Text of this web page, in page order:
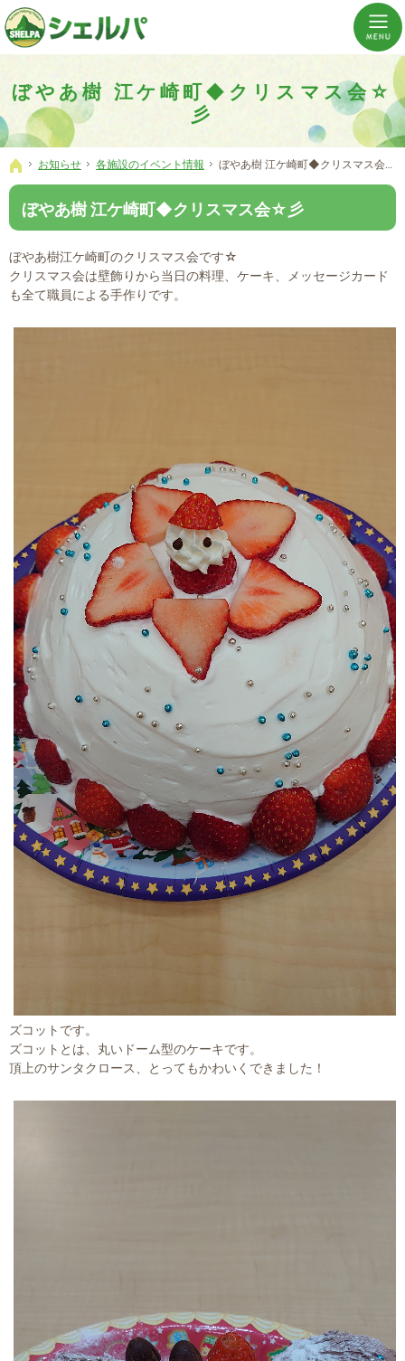
ぼやあ樹 江ケ崎町◆クリスマス会☆
彡
介護の「通い・泊まり・訪問」から必要なものだけをご提供。介護のことならシェルパへ。
横浜市神奈川区 事業所数No,1の小規模多機能型居宅介護ぼやあ樹
ホーム
お知らせ 各施設のイベント情報 ぼやあ樹 江ケ崎町◆クリスマス会☆彡
ぼやあ樹 江ケ崎町◆クリスマス会☆彡
ぼやあ樹江ケ崎町のクリスマス会です☆
クリスマス会は壁飾りから当日の料理、ケーキ、メッセージカード
も全て職員による手作りです。
ズコットです。
ズコットとは、丸いドーム型のケーキです。
頂上のサンタクロース、とってもかわいくできました！